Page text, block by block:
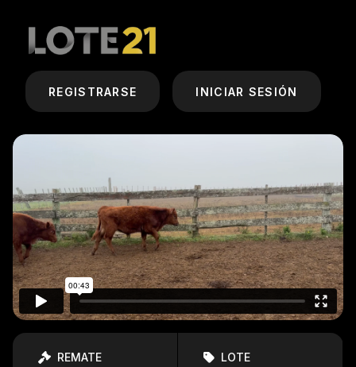
REGISTRARSE INICIAR SESIÓN
REMATE LOTE